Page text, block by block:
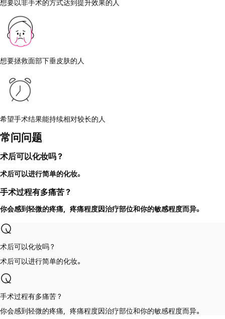
想要以非手术的方式达到提升效果的人
想要拯救面部下垂皮肤的人
希望手术结果能持续相对较长的人
常问问题
术后可以化妆吗？
术后可以进行简单的化妆。
手术过程有多痛苦？
你会感到轻微的疼痛，疼痛程度因治疗部位和你的敏感程度而异。
术后可以化妆吗？
术后可以进行简单的化妆。
手术过程有多痛苦？
你会感到轻微的疼痛，疼痛程度因治疗部位和你的敏感程度而异。